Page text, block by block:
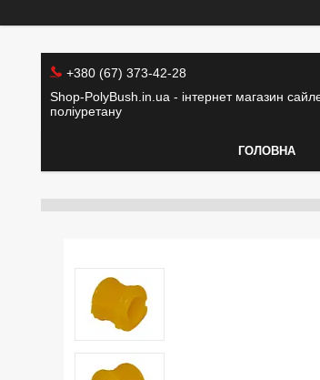
+380 (67) 373-42-28
Shop-PolyBush.in.ua - інтернет магазин
поліуретану
ГОЛОВНА